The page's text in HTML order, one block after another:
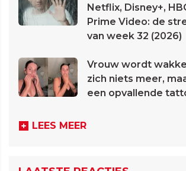
Netflix, Disney+,
Prime Video: de
van week 32 (2026)
Vrouw wordt
zich niets meer,
een opvallende
LEES MEER